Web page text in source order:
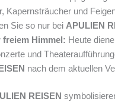
Kapernsträucher und
Sie so nur bei APULIEN
freiem Himmel: Heute
und
nach dem aktuellen
REISEN